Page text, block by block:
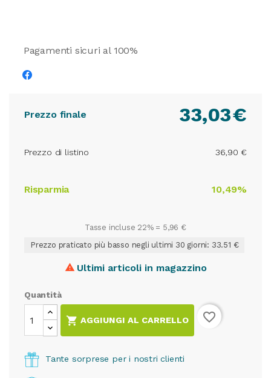
Pagamenti sicuri al 100%
Prezzo finale €
33,03
Prezzo di listino 36,90 €
Risparmia 10,49%
Tasse incluse 22% = 5,96 €
Prezzo praticato più basso negli ultimi 30 giorni: 33.51 €
 Ultimi articoli in magazzino
Quantità
 AGGIUNGI AL CARRELLO favorite_border
Tante sorprese per i nostri clienti